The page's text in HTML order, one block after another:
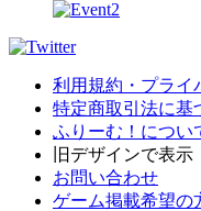
利用規約・プライ
特定商取引法に基
ふりーむ！につい
旧デザインで表示
お問い合わせ
ゲーム掲載希望の